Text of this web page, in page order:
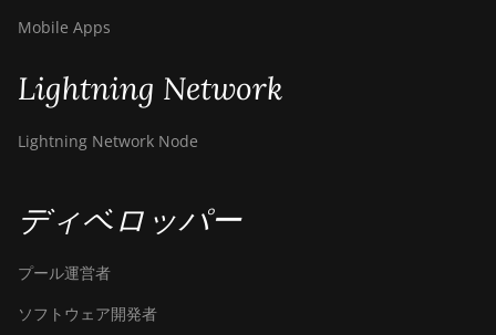
Bitdeer SealMiner A4 Pro
Bitdeer SealMiner A4 Ultra
Bitdeer SealMiner DL1 Air
Bitmain Antminer AL1
Canaan Avalon A15-194T
Canaan Avalon A1566
Mobile Apps
Lightning Network
Lightning Network Node
ディベロッパー
プール運営者
ソフトウェア開発者